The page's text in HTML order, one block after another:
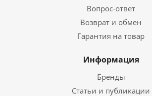
Вопрос-ответ
Возврат и обмен
Гарантия на товар
Информация
Бренды
Статьи и публикации